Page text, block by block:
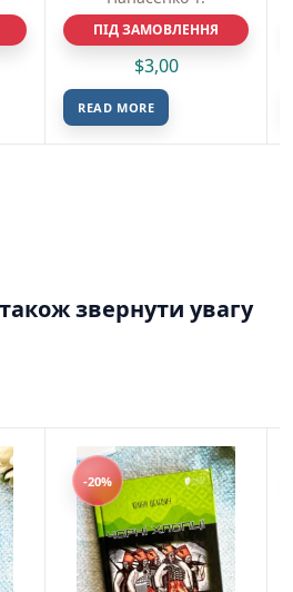
ПІД ЗАМОВЛЕННЯ
$3,00
READ MORE
звернути увагу
-20%